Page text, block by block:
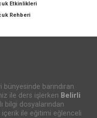
Etkinlikleri
Rehberi
barındıran
ile ders işlerken Belirli
bilgi dosyalarından
içerik ile eğitimi eğlenceli